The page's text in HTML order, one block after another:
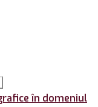
în domeniul